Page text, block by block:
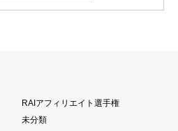
RAIアフィリエイト選手権
未分類